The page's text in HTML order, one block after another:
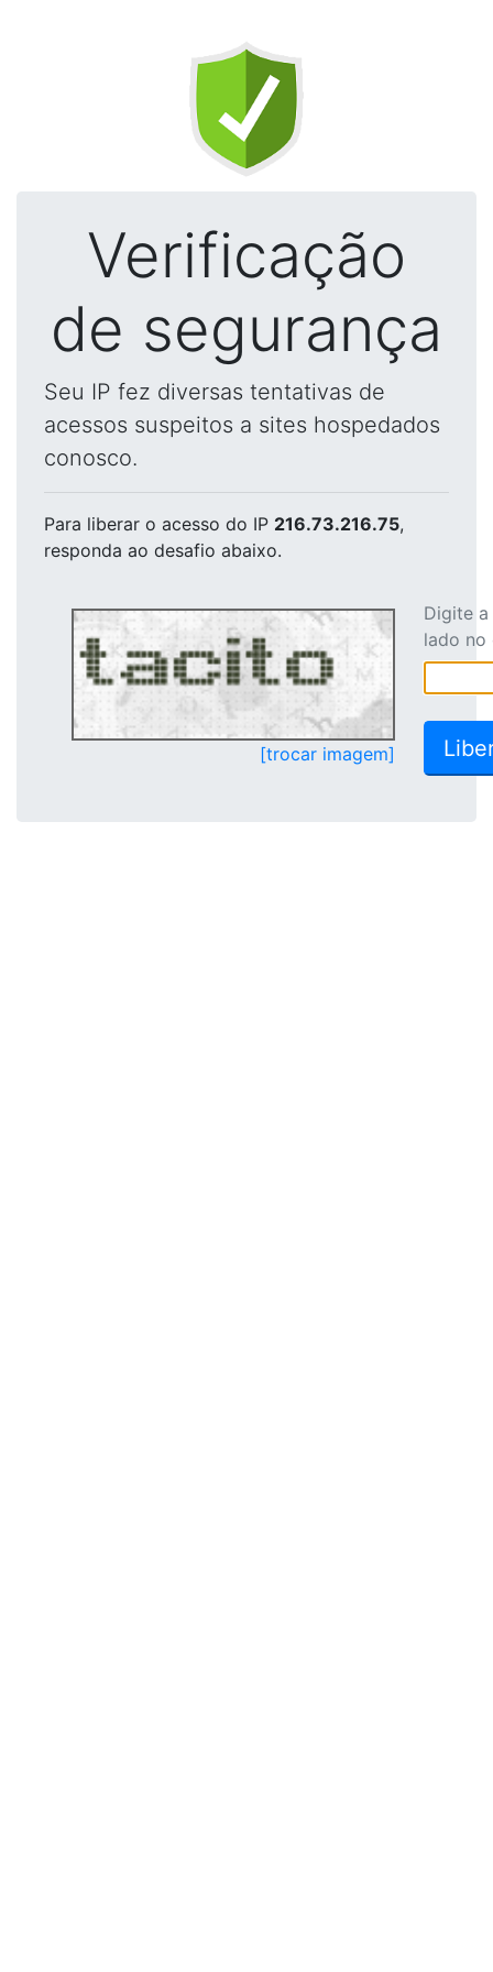
Verificação
de segurança
Seu IP fez diversas tentativas de
acessos suspeitos a sites hospedados
conosco.
Para liberar o acesso do IP 216.73.216.75,
responda ao desafio abaixo.
[trocar imagem]
Digite
lado no